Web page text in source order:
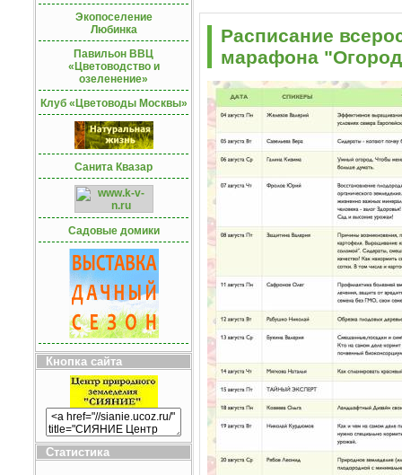
Экопоселение
Любинка
Павильон ВВЦ
«Цветоводство и
озеленение»
Клуб «Цветоводы Москвы»
Санита Квазар
Садовые домики
Кнопка сайта
Статистика
Расписание
марафона